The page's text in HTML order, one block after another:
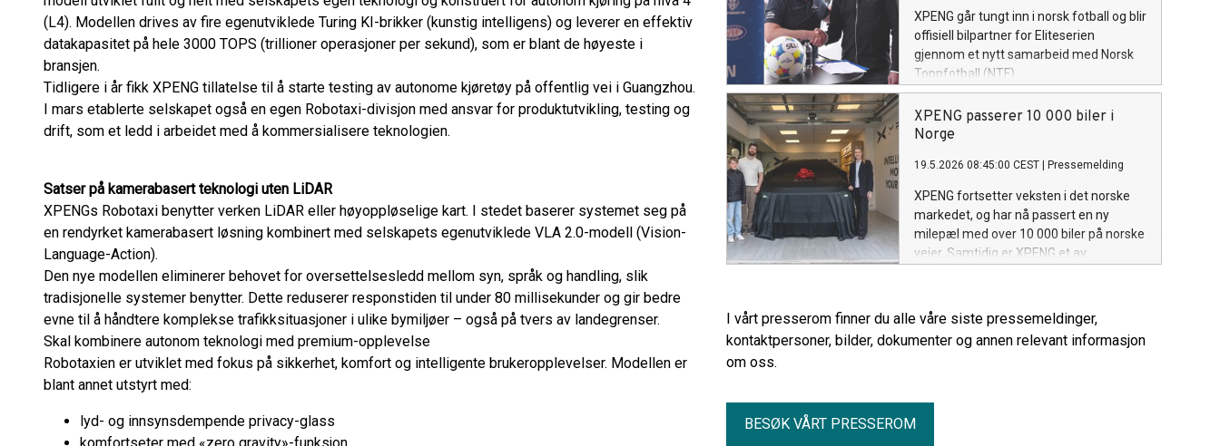
(L4). Modellen drives av fire egenutviklede Turing KI-brikker (kunstig intelligens) og leverer en effektiv
datakapasitet på hele 3000 TOPS (trillioner operasjoner per sekund), som er blant de høyeste i
bransjen.
Tidligere i år fikk XPENG tillatelse til å starte testing av autonome kjøretøy på offentlig vei i Guangzhou.
I mars etablerte selskapet også en egen Robotaxi-divisjon med ansvar for produktutvikling, testing og
drift, som et ledd i arbeidet med å kommersialisere teknologien.
Satser på kamerabasert teknologi uten LiDAR
XPENGs Robotaxi benytter verken LiDAR eller høyoppløselige kart. I stedet baserer systemet seg på
en rendyrket kamerabasert løsning kombinert med selskapets egenutviklede VLA 2.0-modell (Vision-
Language-Action).
Den nye modellen eliminerer behovet for oversettelsesledd mellom syn, språk og handling, slik
tradisjonelle systemer benytter. Dette reduserer responstiden til under 80 millisekunder og gir bedre
evne til å håndtere komplekse trafikksituasjoner i ulike bymiljøer – også på tvers av landegrenser.
Skal kombinere autonom teknologi med premium-opplevelse
Robotaxien er utviklet med fokus på sikkerhet, komfort og intelligente brukeropplevelser. Modellen er
blant annet utstyrt med:
lyd- og innsynsdempende privacy-glass
XPENG går tungt inn i norsk fotball og blir
offisiell bilpartner for Eliteserien
gjennom et nytt samarbeid med Norsk
Toppfotball (NTF).
XPENG passerer 10 000 biler i
Norge
19.5.2026 08:45:00 CEST Pressemelding
XPENG fortsetter veksten i det norske
markedet, og har nå passert en ny
milepæl med over 10 000 biler på norske
veier. Samtidig er XPENG et av
registrerte bilmerket i Norge.
I vårt presserom finner du alle våre siste pressemeldinger,
kontaktpersoner, bilder, dokumenter og annen relevant informasjon
om oss.
BESØK VÅRT PRESSEROM